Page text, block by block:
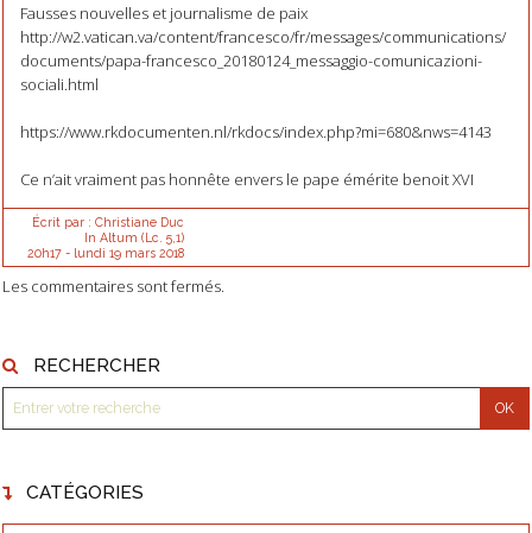
RECHERCHER
CATÉGORIES
Fausses nouvelles et journalisme de paix
http://w2.vatican.va/content/francesco/fr/messages/communications/
documents/papa-francesco_20180124_messaggio-comunicazioni-
sociali.html
https://www.rkdocumenten.nl/rkdocs/index.php?mi=680&nws=4143
Ce n’ait vraiment pas honnête envers le pape émérite benoit XVI
Écrit par : Christiane Duc
In Altum (Lc. 5,1)
20h17- lundi 19 mars 2018
Les commentaires sont fermés.